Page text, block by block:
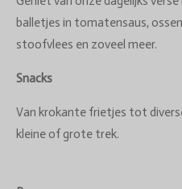
balletjes in tomatensaus,
stoofvlees en zoveel meer.
Snacks
Van krokante frietjes tot
kleine of grote trek.